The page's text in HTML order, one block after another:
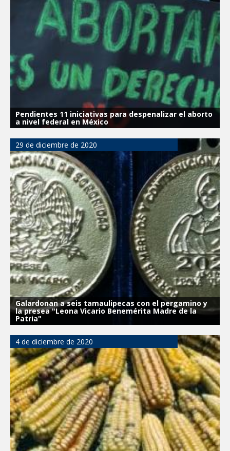
Pendientes 11 iniciativas para despenalizar el aborto
a nivel federal en México
29 de diciembre de 2020
Galardonan a seis tamaulipecas con el pergamino y
la presea "Leona Vicario Benemérita Madre de la
Patria"
4 de diciembre de 2020